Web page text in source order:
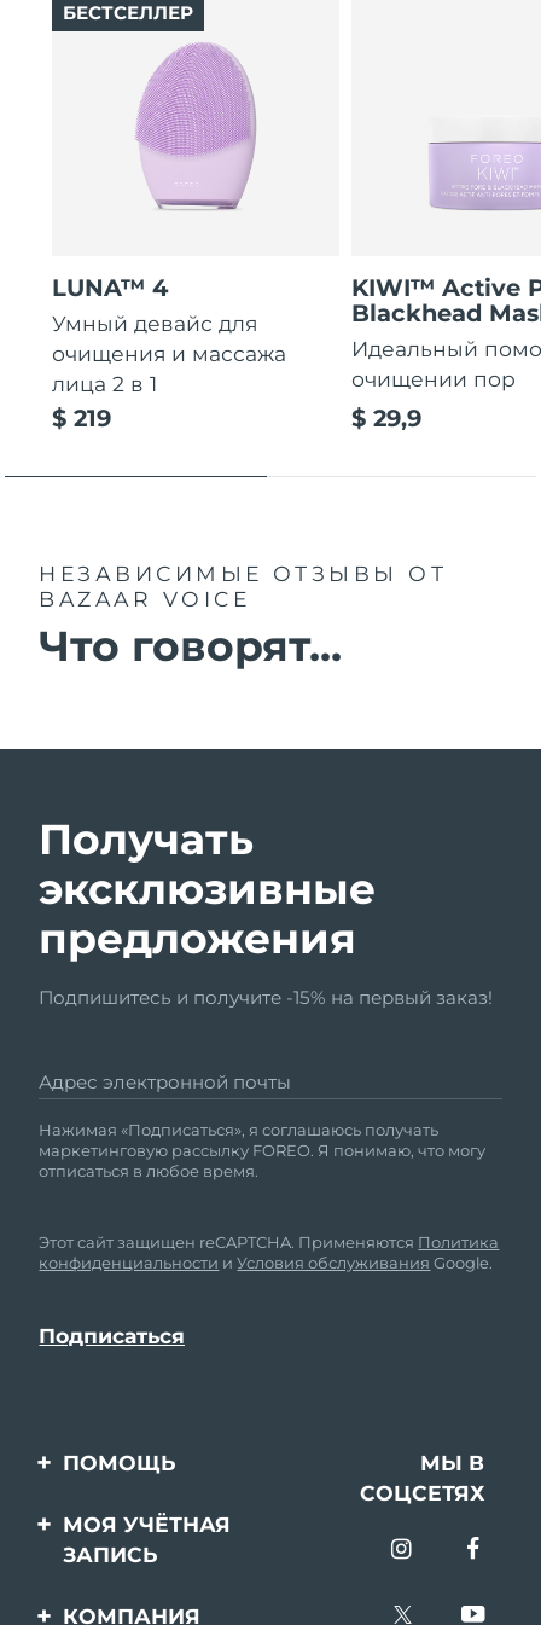
LUNA™ 4
Умный девайс для
очищения и массажа
лица 2 в 1
$ 219
БЕСТСЕЛЛЕР
KIWI™ Active
Blackhead
Идеальный
очищении пор
$ 29,9
НЕЗАВИСИМЫЕ ОТЗЫВЫ
ОТ
BAZAAR VOICE
Что говорят...
Получать
эксклюзивные
предложения
Подпишитесь и получите -15% на первый заказ!
Адрес электронной почты
Нажимая «Подписаться», я соглашаюсь получать
маркетинговую рассылку FOREO. Я понимаю, что могу
отписаться в любое время.
Этот сайт защищен reCAPTCHA. Применяются Политика
конфиденциальности иУсловия обслуживания Google.
ПОМОЩЬ
Свяжитесь с нами
Заказ и доставка
Гарантия и возврат
МЫ В
СОЦСЕТЯХ
МОЯ УЧЁТНАЯ
ЗАПИСЬ
Регистрация продукта
КОМПАНИЯ